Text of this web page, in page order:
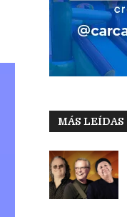
MÁS LEÍDAS